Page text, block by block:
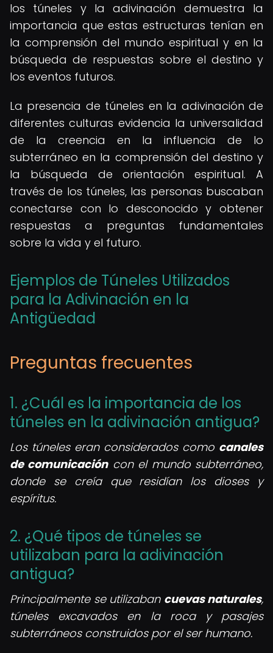
los túneles y la adivinación demuestra la
importancia que estas estructuras tenían en
la comprensión del mundo espiritual y en la
búsqueda de respuestas sobre el destino y
los eventos futuros.
La presencia de túneles en la adivinación de
diferentes culturas evidencia la universalidad
de la creencia en la influencia de lo
subterráneo en la comprensión del destino y
la búsqueda de orientación espiritual. A
través de los túneles, las personas buscaban
conectarse con lo desconocido y obtener
respuestas a preguntas fundamentales
sobre la vida y el futuro.
Ejemplos de Túneles Utilizados
para la Adivinación en la
Antigüedad
Preguntas frecuentes
1. ¿Cuál es la importancia de los
túneles en la adivinación antigua?
Los túneles eran considerados como canales
de comunicacióncon el mundo subterráneo,
donde se creía que residían los dioses y
espíritus.
2. ¿Qué tipos de túneles se
utilizaban para la adivinación
antigua?
Principalmente se utilizaban cuevas naturales,
túneles excavados en la roca y pasajes
subterráneos construidos por el ser humano.